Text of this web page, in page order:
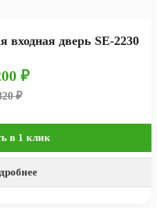
входная дверь SE-2230
₽
₽
в 1 клик